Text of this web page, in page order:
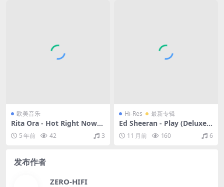
欧美音乐
Rita Ora - Hot Right Now
(Remixes)（2012/FLAC/EP
分轨/287M）
5 年前 42 3
Hi-Res 最新专辑
Ed Sheeran - Play (Deluxe)
[Explicit]（2025/FLAC/分轨/
1.05G）(24bit/48kHz)
11 月前 160 6
发布作者
ZERO-HIFI